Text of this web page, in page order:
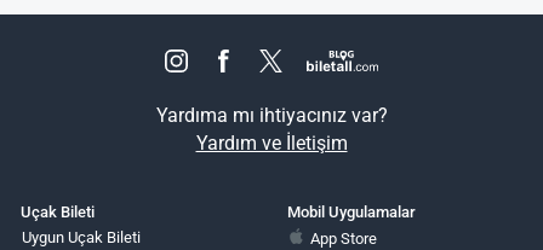
Yardıma mı ihtiyacınız var?
Yardım ve İletişim
Uçak Bileti
Uygun Uçak Bileti
Mobil Uygulamalar
App Store